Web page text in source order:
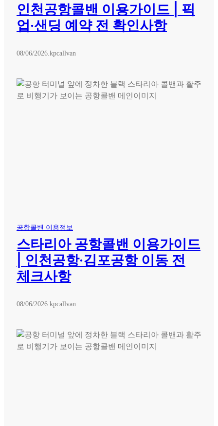
인천공항콜밴 이용가이드 | 픽
업·샌딩 예약 전 확인사항
08/06/2026 kpcallvan
공항콜밴 이용정보
스타리아 공항콜밴 이용가이드
| 인천공항·김포공항 이동 전
체크사항
08/06/2026 kpcallvan